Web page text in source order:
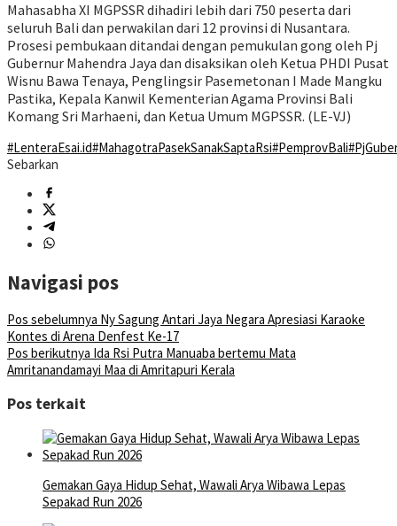
Mahasabha XI MGPSSR dihadiri lebih dari 750 peserta dari
seluruh Bali dan perwakilan dari 12 provinsi di Nusantara.
Prosesi pembukaan ditandai dengan pemukulan gong oleh Pj
Gubernur Mahendra Jaya dan disaksikan oleh Ketua PHDI Pusat
Wisnu Bawa Tenaya, Penglingsir Pasemetonan I Made Mangku
Pastika, Kepala Kanwil Kementerian Agama Provinsi Bali
Komang Sri Marhaeni, dan Ketua Umum MGPSSR. (LE-VJ)
#LenteraEsai.id#MahagotraPasekSanakSaptaRsi#PemprovBali
Sebarkan
Navigasi pos
Pos sebelumnya Ny Sagung Antari Jaya Negara Apresiasi Karaoke
Kontes di Arena Denfest Ke-17
Pos berikutnya Ida Rsi Putra Manuaba bertemu Mata
Amritanandamayi Maa di Amritapuri Kerala
Pos terkait
Gemakan Gaya Hidup Sehat, Wawali Arya Wibawa Lepas
Sepakad Run 2026